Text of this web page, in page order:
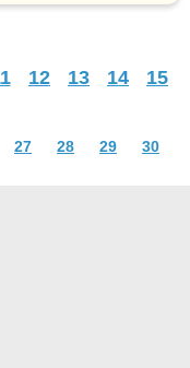
12 13 14
15
27 28 29
30